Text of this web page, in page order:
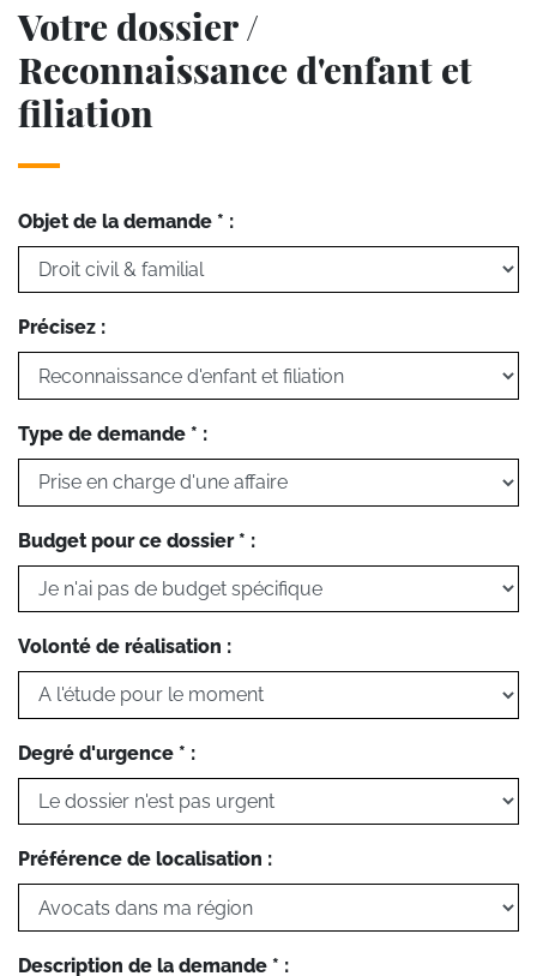
Votre dossier /
Reconnaissance d'enfant et
filiation
Objet de la demande * :
Précisez :
Type de demande * :
Budget pour ce dossier * :
Volonté de réalisation :
Degré d'urgence * :
Préférence de localisation :
Description de la demande * :